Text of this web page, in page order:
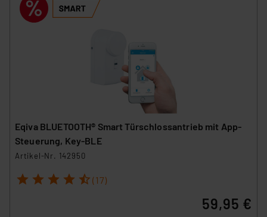
Eqiva BLUETOOTH® Smart Türschlossantrieb mit App-
Steuerung, Key-BLE
Artikel-Nr. 142950
1 2 3 4 5 (17)
59,95 €